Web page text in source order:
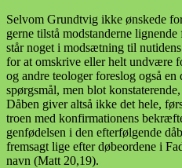
Selvom Grundtvig ikke ønskede
gerne tilstå modstanderne
står noget i modsætning til
for at omskrive eller helt undvære
og andre teologer foreslog også
spørgsmål, men blot
Dåben giver altså ikke det hele,
troen med konfirmationens
genfødelsen i den efterfølgende
fremsagt lige efter døbeordene i
navn (Matt 20,19).